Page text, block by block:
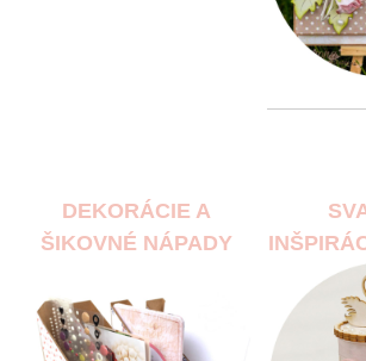
DEKORÁCIE A
ŠIKOVNÉ NÁPADY